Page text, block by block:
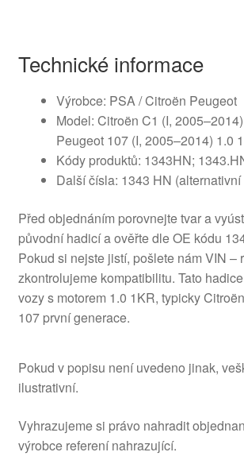
Technické informace
Výrobce: PSA / Citroën Peugeot
Model: Citroën C1 (I,
Peugeot 107 (I, 2005–2014) 1.0
Kódy produktů: 1343HN;
Další čísla: 1343 HN (alternativní
Před objednáním porovnejte tvar a
původní hadicí a ověřte dle OE kódu
Pokud si nejste jistí, pošlete nám VIN –
zkontrolujeme kompatibilitu. Tato
vozy s motorem 1.0 1KR, typicky
107 první generace.
Pokud v popisu není uvedeno jinak,
ilustrativní.
Vyhrazujeme si právo nahradit
výrobce referení nahrazující.